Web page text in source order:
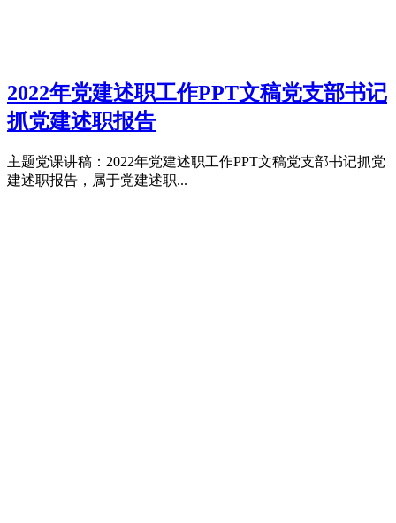
2022年党建述职工作PPT文稿党支部书记
抓党建述职报告
主题党课讲稿：2022年党建述职工作PPT文稿党支部书记抓党
建述职报告，属于党建述职...